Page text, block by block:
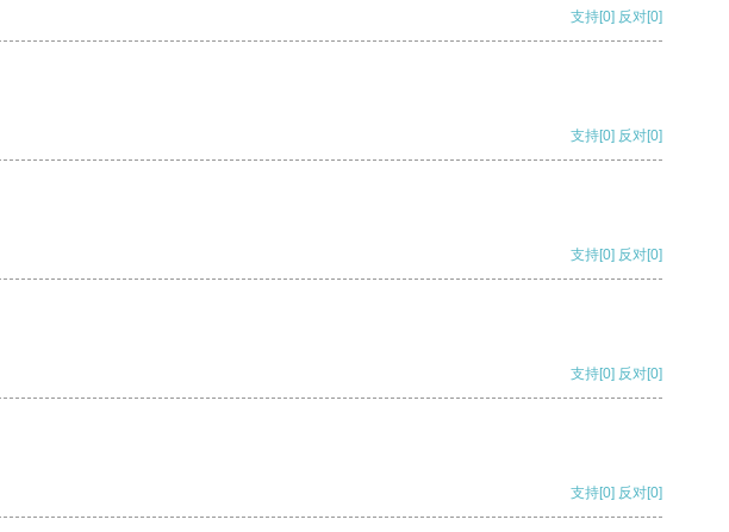
支持[0] 反对[0]
支持[0] 反对[0]
支持[0] 反对[0]
支持[0] 反对[0]
支持[0] 反对[0]